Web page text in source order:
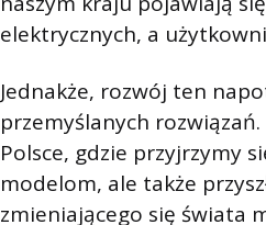
elektrycznych, a
Jednakże, rozwój ten
przemyślanych
Polsce, gdzie przyjrzymy
modelom, ale także
zmieniającego się świata